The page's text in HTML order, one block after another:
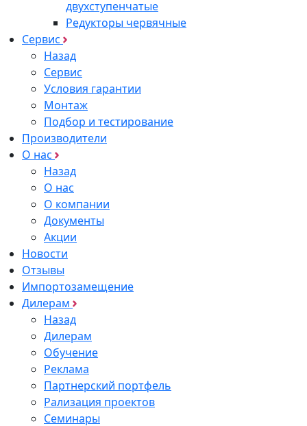
двухступенчатые
Редукторы червячные
Сервис
Назад
Сервис
Условия гарантии
Монтаж
Подбор и тестирование
Производители
О нас
Назад
О нас
О компании
Документы
Акции
Новости
Отзывы
Импортозамещение
Дилерам
Назад
Дилерам
Обучение
Реклама
Партнерский портфель
Рализация проектов
Семинары